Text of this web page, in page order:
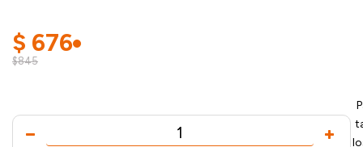
$845
$ 676